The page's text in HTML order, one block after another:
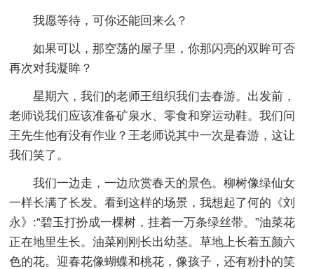
我愿等待，可你还能回来么？
如果可以，那空荡的屋子里，你那闪亮的双眸可否
再次对我凝眸？
星期六，我们的老师王组织我们去春游。出发前，
老师说我们应该准备矿泉水、零食和穿运动鞋。我们问
王先生他有没有作业？王老师说其中一次是春游，这让
我们笑了。
我们一边走，一边欣赏春天的景色。柳树像绿仙女
一样长满了长发。看到这样的场景，我想起了何的《刘
永》:“碧玉打扮成一棵树，挂着一万条绿丝带。”油菜花
正在地里生长。油菜刚刚长出幼茎。草地上长着五颜六
色的花。迎春花像蝴蝶和桃花，像孩子，还有粉扑的笑